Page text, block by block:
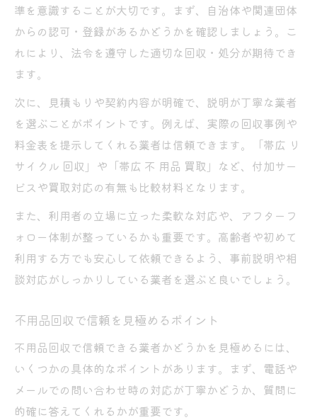
準を意識することが大切です。まず、自治体や関連団体
からの認可・登録があるかどうかを確認しましょう。こ
れにより、法令を遵守した適切な回収・処分が期待でき
ます。
次に、見積もりや契約内容が明確で、説明が丁寧な業者
を選ぶことがポイントです。例えば、実際の回収事例や
料金表を提示してくれる業者は信頼できます。「帯広 リ
サイクル 回収」や「帯広 不 用品 買取」など、付加サー
ビスや買取対応の有無も比較材料となります。
また、利用者の立場に立った柔軟な対応や、アフターフ
ォロー体制が整っているかも重要です。高齢者や初めて
利用する方でも安心して依頼できるよう、事前説明や相
談対応がしっかりしている業者を選ぶと良いでしょう。
不用品回収で信頼を見極めるポイント
不用品回収で信頼できる業者かどうかを見極めるには、
いくつかの具体的なポイントがあります。まず、電話や
メールでの問い合わせ時の対応が丁寧かどうか、質問に
的確に答えてくれるかが重要です。